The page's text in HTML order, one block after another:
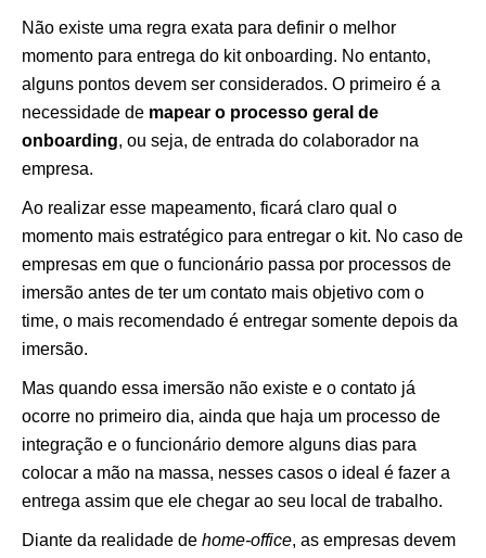
Não existe uma regra exata para definir o melhor
momento para entrega do kit onboarding. No entanto,
alguns pontos devem ser considerados. O primeiro é a
necessidade de mapear o processo geral de
onboarding, ou seja, de entrada do colaborador na
empresa.
Ao realizar esse mapeamento, ficará claro qual o
momento mais estratégico para entregar o kit. No caso de
empresas em que o funcionário passa por processos de
imersão antes de ter um contato mais objetivo com o
time, o mais recomendado é entregar somente depois da
imersão.
Mas quando essa imersão não existe e o contato já
ocorre no primeiro dia, ainda que haja um processo de
integração e o funcionário demore alguns dias para
colocar a mão na massa, nesses casos o ideal é fazer a
entrega assim que ele chegar ao seu local de trabalho.
Diante da realidade de home-office, as empresas devem